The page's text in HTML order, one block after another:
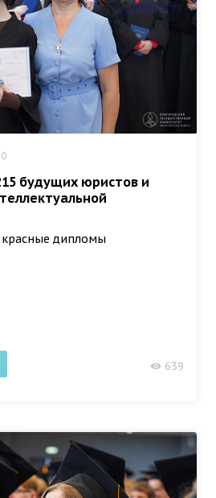
будущих юристов и
красные дипломы
639